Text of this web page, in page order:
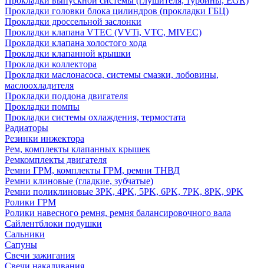
Прокладки головки блока цилиндров (прокладки ГБЦ)
Прокладки дроссельной заслонки
Прокладки клапана VTEC (VVTi, VTC, MIVEC)
Прокладки клапана холостого хода
Прокладки клапанной крышки
Прокладки коллектора
Прокладки маслонасоса, системы смазки, лобовины,
маслоохладителя
Прокладки поддона двигателя
Прокладки помпы
Прокладки системы охлаждения, термостата
Радиаторы
Резинки инжектора
Рем, комплекты клапанных крышек
Ремкомплекты двигателя
Ремни ГРМ, комплекты ГРМ, ремни ТНВД
Ремни клиновые (гладкие, зубчатые)
Ремни поликлиновые 3PK, 4PK, 5PK, 6PK, 7PK, 8PK, 9PK
Ролики ГРМ
Ролики навесного ремня, ремня балансировочного вала
Сайлентблоки подушки
Сальники
Сапуны
Свечи зажигания
Свечи накаливания